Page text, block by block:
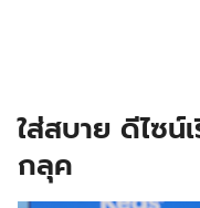
ใส่สบาย ดีไซน์
กลุค